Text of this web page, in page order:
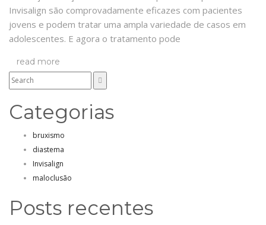
Invisalign são comprovadamente eficazes com pacientes
jovens e podem tratar uma ampla variedade de casos em
adolescentes. E agora o tratamento pode
read more
Categorias
bruxismo
diastema
Invisalign
maloclusão
Posts recentes